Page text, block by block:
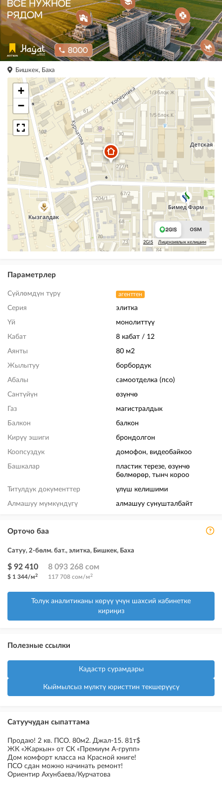
Бишкек, Баха
+
−
2GIS Лицензиялык келишим
Параметрлер
Сүйлөмдүн түрү агенттен
Серия элитка
Үй монолиттүү
Кабат 8 кабат / 12
Аянты 80 м2
Жылытуу борбордук
Абалы самоотделка (псо)
Сантүйүн өзүнчө
Газ магистралдык
Балкон балкон
Кирүү эшиги брондолгон
Коопсуздук домофон, видеобайкоо
Башкалар
пластик терезе, өзүнчө
бөлмөрөр, тынч короо
Титулдук документтер үлүш келишими
Алмашуу мүмкүндүгү алмашуу сунушталбайт
Орточо баа
Сатуу, 2-бөлм. бат., элитка, Бишкек, Баха
$ 92 410
$ 1 344/м2
8 093 268 сом
117 708 сом/м2
Толук аналитиканы көрүү үчүн шахсий кабинетке
кириңиз
Полезные ссылки
Кадастр сурамдары
Кыймылсыз мүлктү юристтин текшерүүсү
Сатуучудан сыпаттама
Продаю! 2 кв. ПСО. 80м2. Джал-15. 81т$
ЖК «Жаркын» от СК «Премиум А-групп»
Дом комфорт класса на Красной книге!
ПСО сдан можно начинать ремонт!
Ориентир Ахунбаева/Курчатова